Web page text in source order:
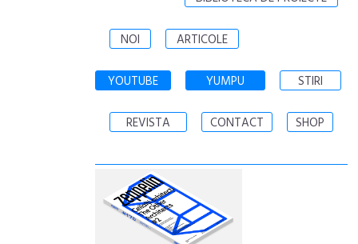
NOI ARTICOLE
YOUTUBE YUMPU STIRI
REVISTA CONTACT SHOP